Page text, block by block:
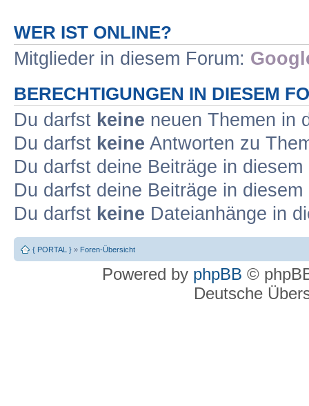
WER IST ONLINE?
Mitglieder in diesem Forum:
BERECHTIGUNGEN IN DIESEM
Du darfst keine neuen Themen in
Du darfst keine Antworten zu
Du darfst deine Beiträge in
Du darfst deine Beiträge in
Du darfst keine Dateianhänge in
{ PORTAL } » Foren-Übersicht
Powered by phpBB ©
Deutsche